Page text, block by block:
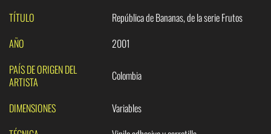
TÍTULO
República de Bananas, de la serie Frutos
AÑO
2001
PAÍS DE ORIGEN DEL
ARTISTA
Colombia
DIMENSIONES
Variables